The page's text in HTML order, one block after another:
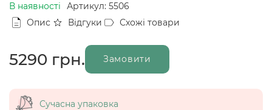
В наявності
Артикул: 5506
Опис
Відгуки Схожі товари
5290 грн. Замовити
Сучасна упаковка